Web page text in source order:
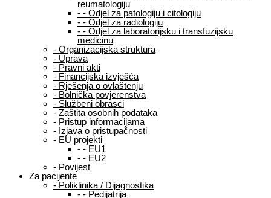
reumatologiju
- - Odjel za patologiju i citologiju
- - Odjel za radiologiju
- - Odjel za laboratorijsku i transfuzijsku
medicinu
- Organizacijska struktura
- Uprava
- Pravni akti
- Financijska izvješća
- Rješenja o ovlaštenju
- Bolnička povjerenstva
- Službeni obrasci
- Zaštita osobnih podataka
- Pristup informacijama
- Izjava o pristupačnosti
- EU projekti
- - EU1
- - EU2
- Povijest
Za pacijente
- Poliklinika / Dijagnostika
- - Pedijatrija